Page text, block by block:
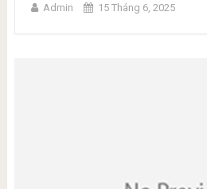
Admin 15 Tháng 6, 2025